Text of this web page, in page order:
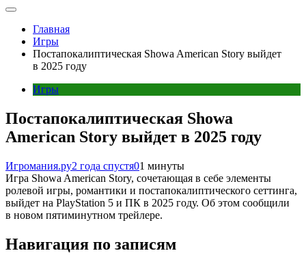
Главная
Игры
Постапокалиптическая Showa American Story выйдет
в 2025 году
Игры
Постапокалиптическая Showa
American Story выйдет в 2025 году
Игромания.ру2 года спустя01 минуты
Игра Showa American Story, сочетающая в себе элементы
ролевой игры, романтики и постапокалиптического сеттинга,
выйдет на PlayStation 5 и ПК в 2025 году. Об этом сообщили
в новом пятиминутном трейлере.
Навигация по записям